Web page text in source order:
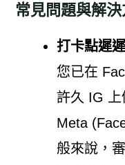
常見問題與解決
打卡點遲
您已在
許久 IG 上
Meta
般來說，